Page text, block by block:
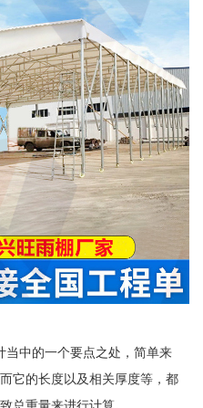
当中的一个要点之处，简单来
它的长度以及相关厚度等，都
总重量来进行计算。